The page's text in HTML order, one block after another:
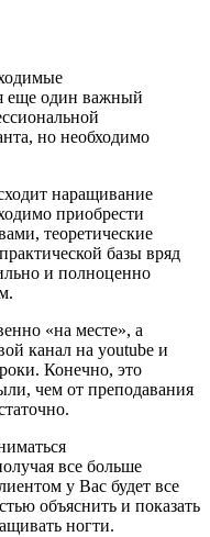
еще один важный
но необходимо
наращивание
приобрести
теоретические
базы вряд
и полноценно
«на месте», а
канал на youtube и
Конечно, это
чем от преподавания
все больше
у Вас будет все
объяснить и показать
ногти.